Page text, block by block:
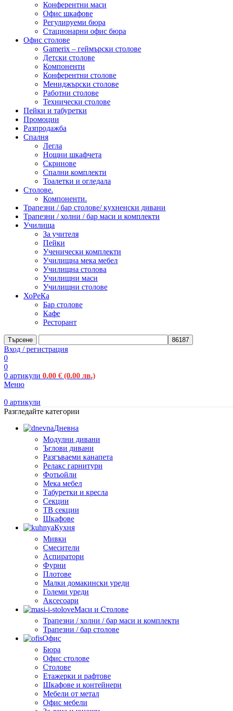
Конферентни маси
Офис шкафове
Регулируеми бюра
Стационарни офис бюра
Офис столове
Gamerix – геймърски столове
Детски столове
Компоненти
Конферентни столове
Мениджърски столове
Работни столове
Технически столове
Пейки и табуретки
Промоции
Разпродажба
Спалня
Легла
Нощни шкафчета
Скринове
Спални комплекти
Тоалетки и огледала
Столове.
Компоненти.
Трапезни / бар столове/ кухненски дивани
Трапезни / холни / бар маси и комплекти
Училища
За учителя
Пейки
Ученически комплекти
Училищна мека мебел
Училищна столова
Училищни маси
Училищни столове
ХоРеКа
Бар столове
Кафе
Ресторант
Търсене
Вход / регистрация
0
0
0 артикули 0.00 € (0.00 лв.)
Меню
0 артикули
Разгледайте категории
Дневна
Модулни дивани
Ъглови дивани
Разгъваеми канапета
Релакс гарнитури
Фотьойли
Мека мебел
Табуретки и кресла
Секции
ТВ секции
Шкафове
Кухня
Мивки
Смесители
Аспиратори
Фурни
Плотове
Малки домакински уреди
Големи уреди
Аксесоари
Маси и Столове
Трапезни / холни / бар маси и комплекти
Трапезни / бар столове
Офис
Бюра
Офис столове
Столове
Етажерки и рафтове
Шкафове и контейнери
Мебели от метал
Офис мебели